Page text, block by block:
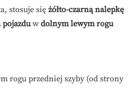
stosuje się żółto-czarną nalepkę
w dolnym lewym rogu
rogu przedniej szyby (od strony